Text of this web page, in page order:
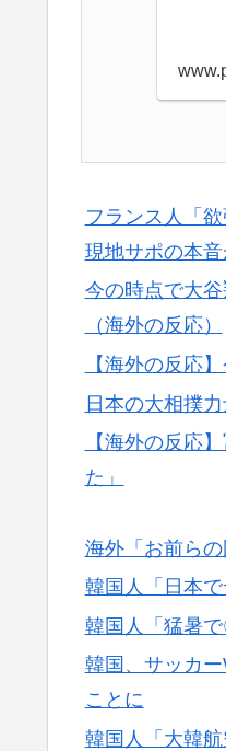
韓国政府
【海外の
海外「
▶ 【MLB】村
てくれ」
▶ 韓国人「意
のつながり
▶ 英国人「よ
が歓迎！ア
▶ 海外の反応
▶ 韓国人「世
フランス人「
現地サポの本音
今の時点で大
（海外の反応）
【海外の反応
日本の大相撲
【海外の反応
た」
海外「お前ら
韓国人「日本
韓国人「猛暑
韓国、サッカ
ことに
韓国人「大韓